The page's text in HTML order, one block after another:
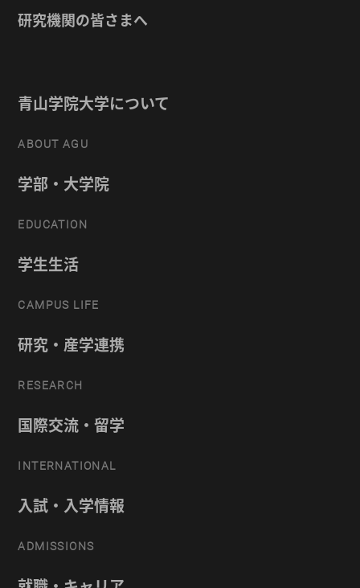
研究機関の皆さまへ
青山学院大学について
ABOUT AGU
学部・大学院
EDUCATION
学生生活
CAMPUS LIFE
研究・産学連携
RESEARCH
国際交流・留学
INTERNATIONAL
入試・入学情報
ADMISSIONS